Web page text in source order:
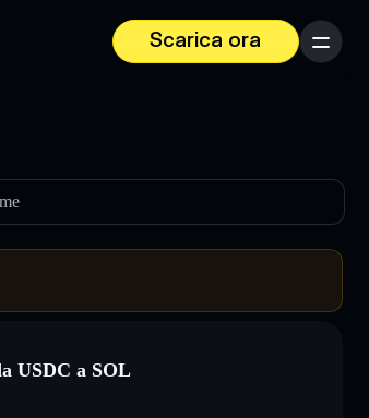
Scarica ora
Menu
USDC a SOL